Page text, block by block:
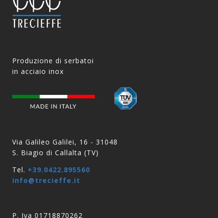
Produzione di serbatoi
in acciaio inox
Via Galileo Galilei, 16 - 31048
S. Biagio di Callalta (TV)
Tel. +39.0422.895560
info@trecieffe.it
P. Iva 01718870262